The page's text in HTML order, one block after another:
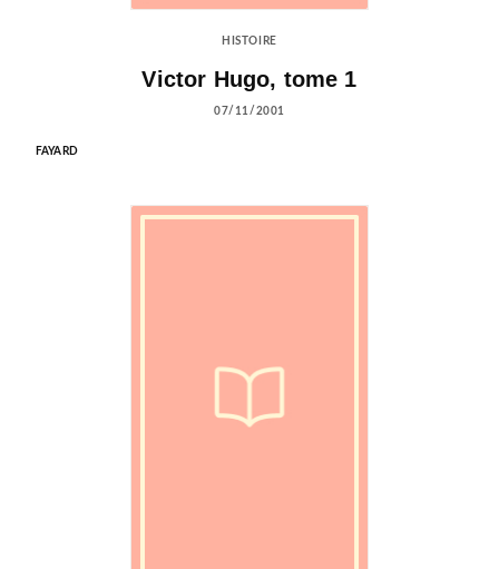
HISTOIRE
Victor Hugo, tome 1
07/11/2001
FAYARD